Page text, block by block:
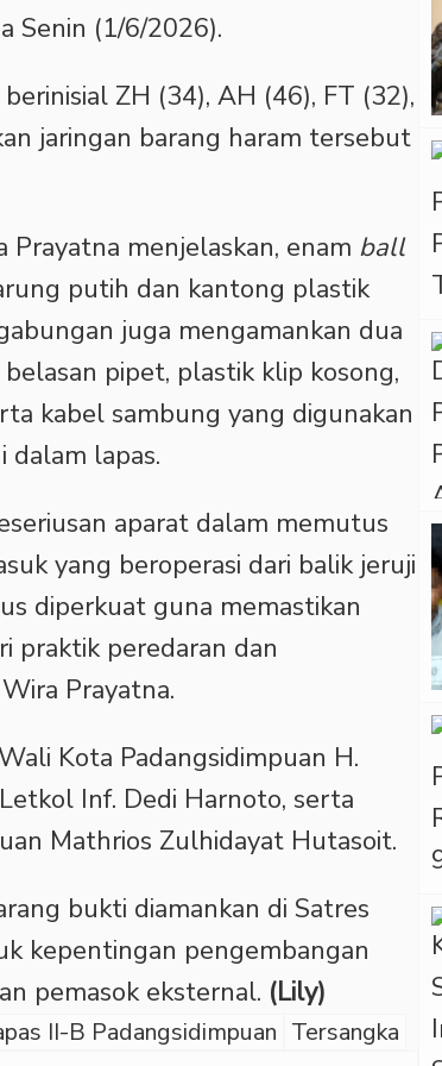
Senin (1/6/2026).
ZH (34), AH (46), FT (32),
jaringan barang haram tersebut
Prayatna menjelaskan, enam ball
putih dan kantong plastik
juga mengamankan dua
pipet, plastik klip kosong,
kabel sambung yang digunakan
lapas.
aparat dalam memutus
yang beroperasi dari balik jeruji
diperkuat guna memastikan
praktik peredaran dan
Prayatna.
Kota Padangsidimpuan H.
Inf. Dedi Harnoto, serta
Mathrios Zulhidayat Hutasoit.
bukti diamankan di Satres
kepentingan pengembangan
pemasok eksternal. (Lily)
II-B Padangsidimpuan Tersangka